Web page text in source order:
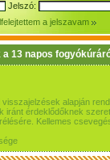
Jelszó:
a jelszavam
a 13 napos
visszajelzések alapján
iránt érdeklődőknek
Kellemes